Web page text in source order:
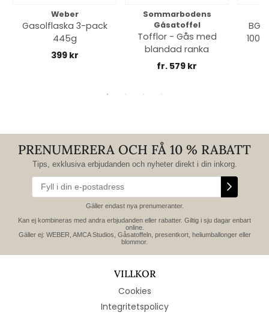
Weber
Gasolflaska 3-pack
445g
399 kr
Sommarbodens
Gåsatoffel
Tofflor - Gås med
blandad ranka
fr. 579 kr
PRENUMERERA OCH FÅ 10 % RABATT
Tips, exklusiva erbjudanden och nyheter direkt i din inkorg.
Gäller endast nya prenumeranter.
Kan ej kombineras med andra erbjudanden eller rabatter. Giltig i sju dagar enbart
online.
Gäller ej: WEBER, AMCA Studios, Gåsatoffeln, presentkort, heliumballonger eller
blommor.
VILLKOR
Cookies
Integritetspolicy